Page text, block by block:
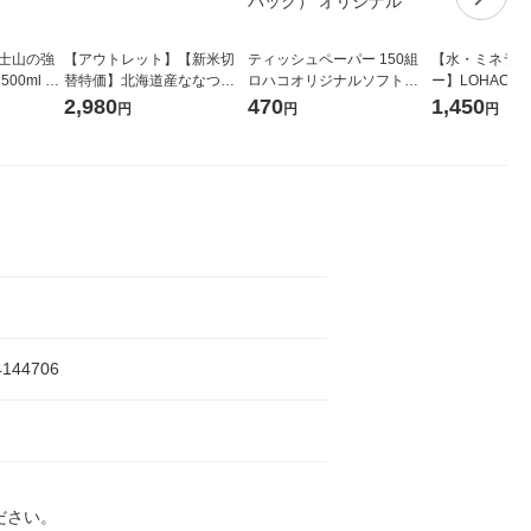
山の強
1
【アウトレット】【新米切
替特価】北海道産ななつぼ
し 無洗米 5kg 1袋 令和7年産
2,980円
ティッシュペーパー 150組
ロハコオリジナルソフトパ
ックティッシュ フィオナ オ
470円
【水・ミネラ
ー】LOHACO
1箱（20本入
1,450円
い。